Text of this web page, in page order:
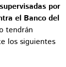
supervisadas por
el Banco del
tendrán
los siguientes